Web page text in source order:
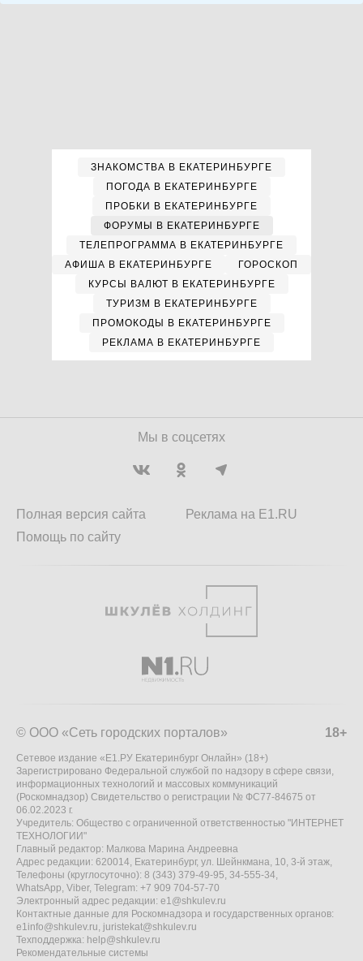
ЗНАКОМСТВА В ЕКАТЕРИНБУРГЕ
ПОГОДА В ЕКАТЕРИНБУРГЕ
ПРОБКИ В ЕКАТЕРИНБУРГЕ
ФОРУМЫ В ЕКАТЕРИНБУРГЕ
ТЕЛЕПРОГРАММА В ЕКАТЕРИНБУРГЕ
АФИША В ЕКАТЕРИНБУРГЕ
ГОРОСКОП
КУРСЫ ВАЛЮТ В ЕКАТЕРИНБУРГЕ
ТУРИЗМ В ЕКАТЕРИНБУРГЕ
ПРОМОКОДЫ В ЕКАТЕРИНБУРГЕ
РЕКЛАМА В ЕКАТЕРИНБУРГЕ
Мы в соцсетях
Полная версия сайта
Помощь по сайту
Реклама на E1.RU
18+
© ООО «Сеть городских порталов»
Сетевое издание «Е1.РУ Екатеринбург Онлайн» (18+)
Зарегистрировано Федеральной службой по надзору в сфере связи,
информационных технологий и массовых коммуникаций
(Роскомнадзор) Свидетельство о регистрации № ФС77-84675 от
06.02.2023 г.
Учредитель: Общество с ограниченной ответственностью "ИНТЕРНЕТ
ТЕХНОЛОГИИ"
Главный редактор: Малкова Марина Андреевна
Адрес редакции: 620014, Екатеринбург, ул. Шейнкмана, 10, 3-й этаж,
Телефоны (круглосуточно): 8 (343) 379-49-95, 34-555-34,
WhatsApp, Viber, Telegram: +7 909 704-57-70
Электронный адрес редакции: e1@shkulev.ru
Контактные данные для Роскомнадзора и государственных органов:
e1info@shkulev.ru, juristekat@shkulev.ru
Техподдержка: help@shkulev.ru
Рекомендательные системы